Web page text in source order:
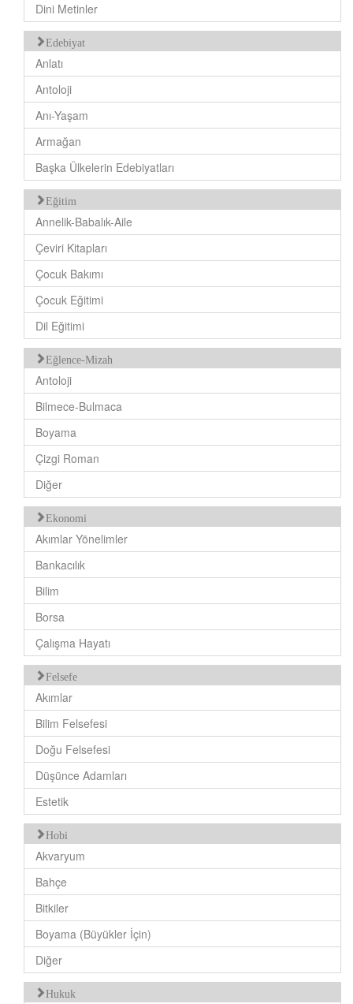
Dini Metinler
Edebiyat
Anlatı
Antoloji
Anı-Yaşam
Armağan
Başka Ülkelerin Edebiyatları
Eğitim
Annelik-Babalık-Aile
Çeviri Kitapları
Çocuk Bakımı
Çocuk Eğitimi
Dil Eğitimi
Eğlence-Mizah
Antoloji
Bilmece-Bulmaca
Boyama
Çizgi Roman
Diğer
Ekonomi
Akımlar Yönelimler
Bankacılık
Bilim
Borsa
Çalışma Hayatı
Felsefe
Akımlar
Bilim Felsefesi
Doğu Felsefesi
Düşünce Adamları
Estetik
Hobi
Akvaryum
Bahçe
Bitkiler
Boyama (Büyükler İçin)
Diğer
Hukuk